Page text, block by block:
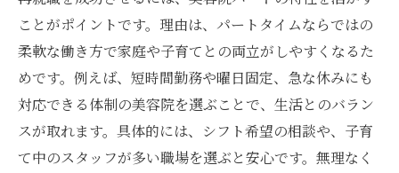
ことがポイントです。理由は、パートタイムならではの
柔軟な働き方で家庭や子育てとの両立がしやすくなるた
めです。例えば、短時間勤務や曜日固定、急な休みにも
対応できる体制の美容院を選ぶことで、生活とのバラン
スが取れます。具体的には、シフト希望の相談や、子育
て中のスタッフが多い職場を選ぶと安心です。無理なく